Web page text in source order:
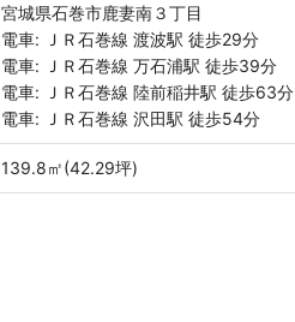
宮城県石巻市鹿妻南３丁目
電車: ＪＲ石巻線 渡波駅 徒歩29分
電車: ＪＲ石巻線 万石浦駅 徒歩39分
電車: ＪＲ石巻線 陸前稲井駅 徒歩63分
電車: ＪＲ石巻線 沢田駅 徒歩54分
139.8㎡(42.29坪)